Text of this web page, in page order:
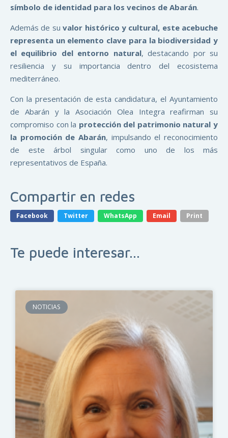
símbolo de identidad para los vecinos de Abarán.
Además de suvalor histórico y cultural, este acebuche
representa un elemento clave para la biodiversidad y
el equilibrio del entorno natural, destacando por su
resiliencia y su importancia dentro del ecosistema
mediterráneo.
Con la presentación de esta candidatura, el Ayuntamiento
de Abarán y la Asociación Olea Integra reafirman su
compromiso con la protección del patrimonio natural y
la promoción de Abarán, impulsando el reconocimiento
de este árbol singular como uno de los más
representativos de España.
Compartir en redes
Facebook Twitter WhatsApp Email Print
Te puede interesar...
NOTICIAS